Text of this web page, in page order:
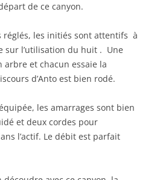
de ce canyon.
réglés, les initiés sont attentifs à
sur l’utilisation du huit . Une
et chacun essaie la
d’Anto est bien rodé.
les amarrages sont bien
et deux cordes pour
l’actif. Le débit est parfait